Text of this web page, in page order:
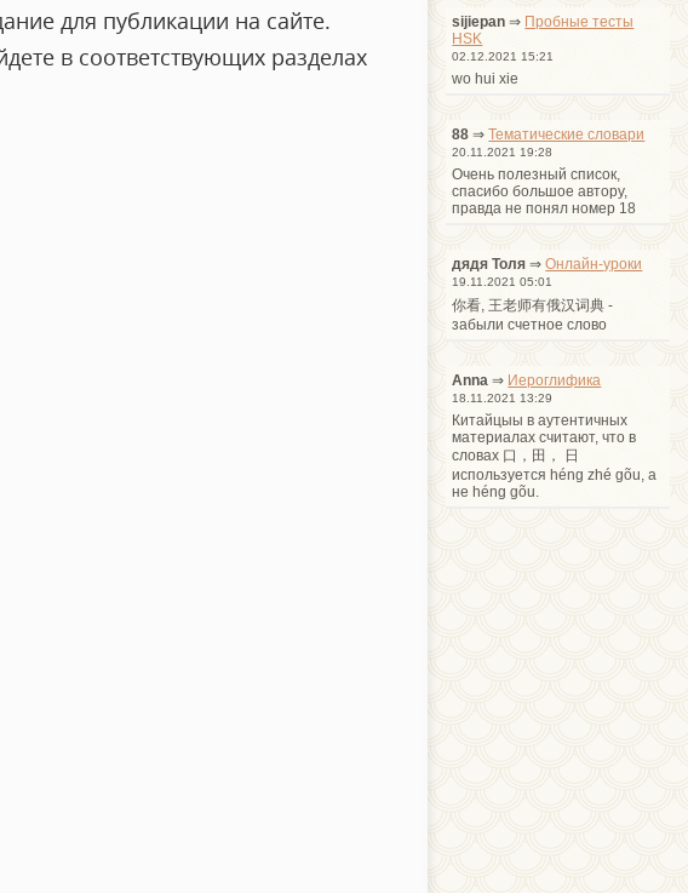
для публикации на сайте.
в соответствующих разделах
sijiepan ⇒ Пробные тесты
HSK
02.12.2021 15:21
wo hui xie
88 ⇒Тематические словари
20.11.2021 19:28
Очень полезный список,
спасибо большое автору,
правда не понял номер 18
дядя Толя ⇒Онлайн-уроки
19.11.2021 05:01
你看, 王老师有俄汉词典 -
забыли счетное слово
Anna ⇒ Иероглифика
18.11.2021 13:29
Китайцыы в аутентичных
материалах считают, что в
словах 口，田， 日
используется héng zhé gõu, а
не héng gõu.